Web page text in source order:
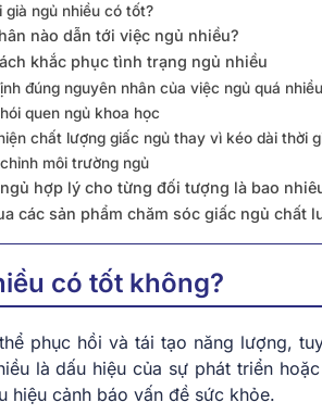
già ngủ nhiều có tốt?
nào dẫn tới việc ngủ nhiều?
khắc phục tình trạng ngủ nhiều
đúng nguyên nhân của việc ngủ quá nhiều
quen ngủ khoa học
chất lượng giấc ngủ thay vì kéo dài thời
môi trường ngủ
hợp lý cho từng đối tượng là bao
các sản phẩm chăm sóc giấc ngủ chất
có tốt không?
phục hồi và tái tạo năng lượng,
là dấu hiệu của sự phát triển
hiệu cảnh báo vấn đề sức khỏe.